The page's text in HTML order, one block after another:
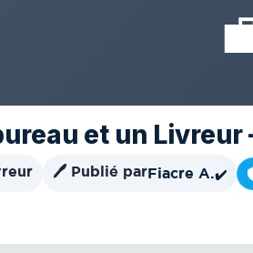
et un Livreur
🖊️ Publié parFiacre A.✔️